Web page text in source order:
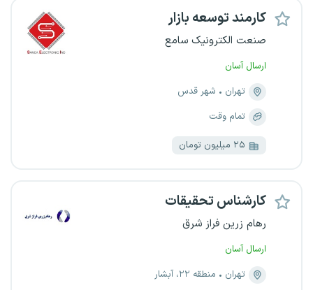
کارمند توسعه بازار
صنعت الکترونیک سامع
ارسال آسان
تهران
شهر قدس
تمام وقت
۲۵ میلیون تومان
کارشناس تحقیقات
رهام زرین فراز شرق
ارسال آسان
تهران
منطقه ۲۲، آبشار